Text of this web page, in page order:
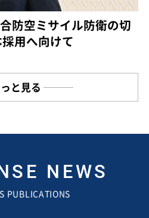
防空ミサイル防衛の切
用へ向けて
と見る
NEWS
PUBLICATIONS